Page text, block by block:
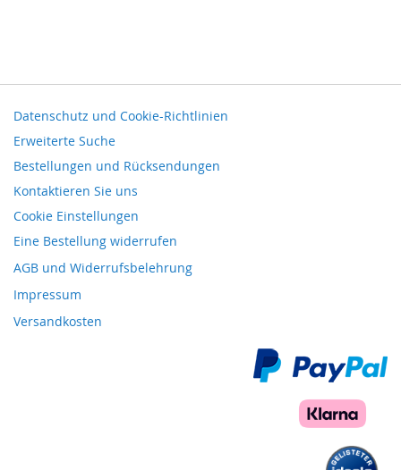
Datenschutz und Cookie-Richtlinien
Erweiterte Suche
Bestellungen und Rücksendungen
Kontaktieren Sie uns
Cookie Einstellungen
Eine Bestellung widerrufen
AGB und Widerrufsbelehrung
Impressum
Versandkosten